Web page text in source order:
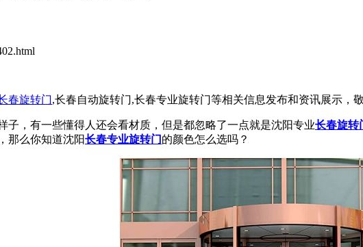
春旋转门,长春自动旋转门,长春专业旋转门等相关信息发布和资讯展示，
子，有一些懂得人还会看材质，但是都忽略了一点就是沈阳专业长春旋转
那么你知道沈阳长春专业旋转门 的颜色怎么选吗？